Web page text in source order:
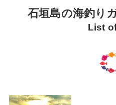
石垣島の海釣り
List